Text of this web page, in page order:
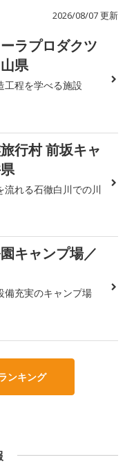
2026/08/07 更新
ラプロダクツ
県
工程を学べる施設
行村 前坂キャ
流れる石徹白川での川
キャンプ場／
備充実のキャンプ場
ンキング